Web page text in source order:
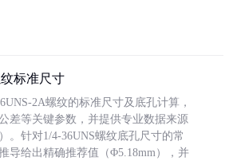
标准尺寸
2A螺纹的标准尺寸及底孔计算，
差等关键参数，并提供专业数据来源
。针对1/4-36UNS螺纹底孔尺寸的常
导给出精确推荐值（Φ5.18mm），并